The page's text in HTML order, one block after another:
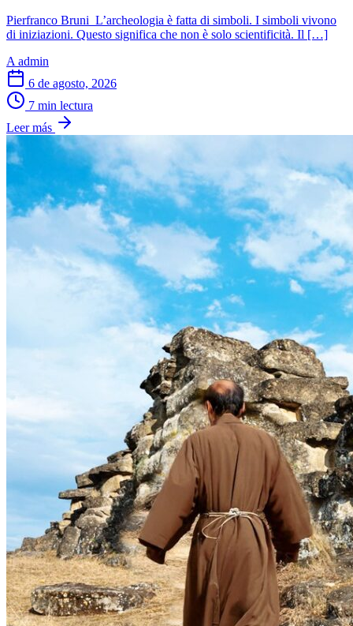
Pierfranco Bruni L’archeologia è fatta di simboli. I simboli vivono
di iniziazioni. Questo significa che non è solo scientificità. Il […]
A admin
6 de agosto, 2026
7 min lectura
Leer más